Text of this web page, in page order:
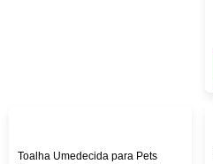
Toalha Umedecida para Pets